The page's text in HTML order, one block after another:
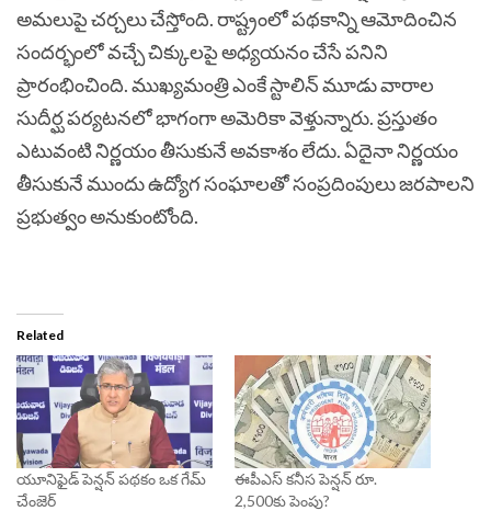
అమలుపై చర్చలు చేస్తోంది. రాష్ట్రంలో పథకాన్ని ఆమోదించిన
సందర్భంలో వచ్చే చిక్కులపై అధ్యయనం చేసే పనిని
ప్రారంభించింది. ముఖ్యమంత్రి ఎంకే స్టాలిన్ మూడు వారాల
సుదీర్ఘ పర్యటనలో భాగంగా అమెరికా వెళ్తున్నారు. ప్రస్తుతం
ఎటువంటి నిర్ణయం తీసుకునే అవకాశం లేదు. ఏదైనా నిర్ణయం
తీసుకునే ముందు ఉద్యోగ సంఘాలతో సంప్రదింపులు జరపాలని
ప్రభుత్వం అనుకుంటోంది.
Related
యూనిఫైడ్ పెన్షన్ పథకం ఒక గేమ్
చేంజెర్
ఈపీఎస్‌ కనీస పెన్షన్‌ రూ.
2,500కు పెంపు?